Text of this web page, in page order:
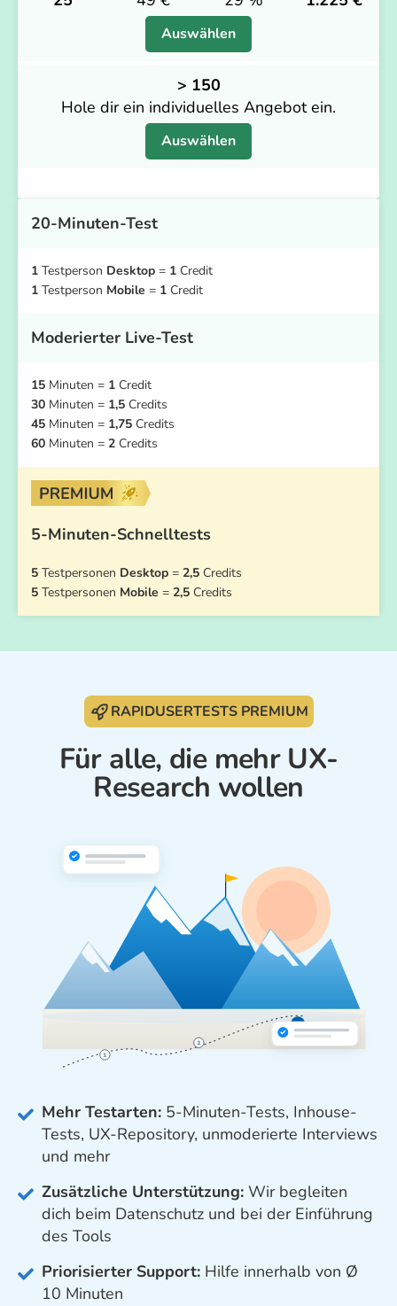
Auswählen
> 150
Hole dir ein individuelles Angebot ein.
Auswählen
20-Minuten-Test
1 Testperson Desktop = 1 Credit
1 Testperson Mobile = 1 Credit
Moderierter Live-Test
15 Minuten = 1 Credit
30 Minuten = 1,5 Credits
45 Minuten = 1,75 Credits
60 Minuten = 2 Credits
5-Minuten-Schnelltests
5 Testpersonen Desktop = 2,5 Credits
5 Testpersonen Mobile = 2,5 Credits
RAPIDUSERTESTS PREMIUM
Für alle, die mehr UX-
Research wollen
Mehr Testarten: 5-Minuten-Tests, Inhouse-
Tests, UX-Repository, unmoderierte Interviews
und mehr
Zusätzliche Unterstützung: Wir begleiten
dich beim Datenschutz und bei der Einführung
des Tools
Priorisierter Support: Hilfe innerhalb von Ø
10 Minuten